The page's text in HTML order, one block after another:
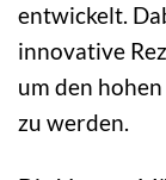
entwickelt.
innovative
um den
zu werden.